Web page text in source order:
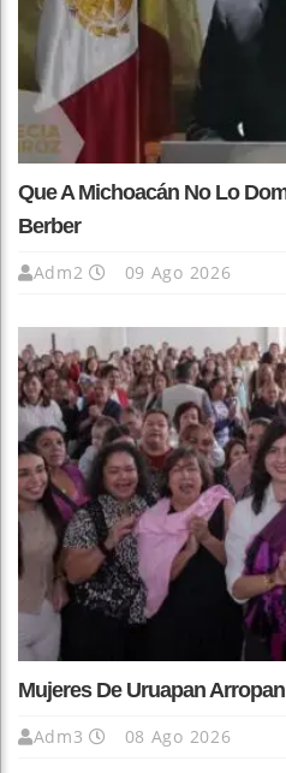
Que A Michoacán No Lo
Berber
Adm2 09 Ago 2026
Mujeres De Uruapan
Adm3 08 Ago 2026